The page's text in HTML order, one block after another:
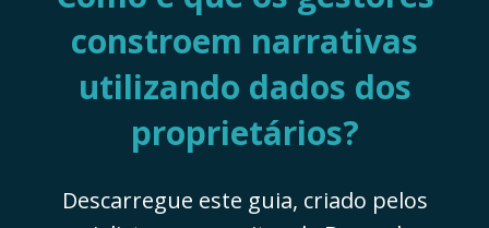
constroem narrativas
utilizando dados dos
proprietários?
Descarregue este guia, criado pelos